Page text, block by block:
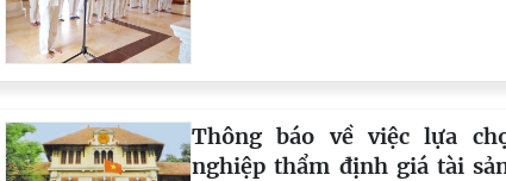
Thông báo về việc lựa
nghiệp thẩm định giá tài